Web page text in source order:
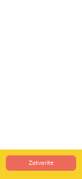
Zatvorite